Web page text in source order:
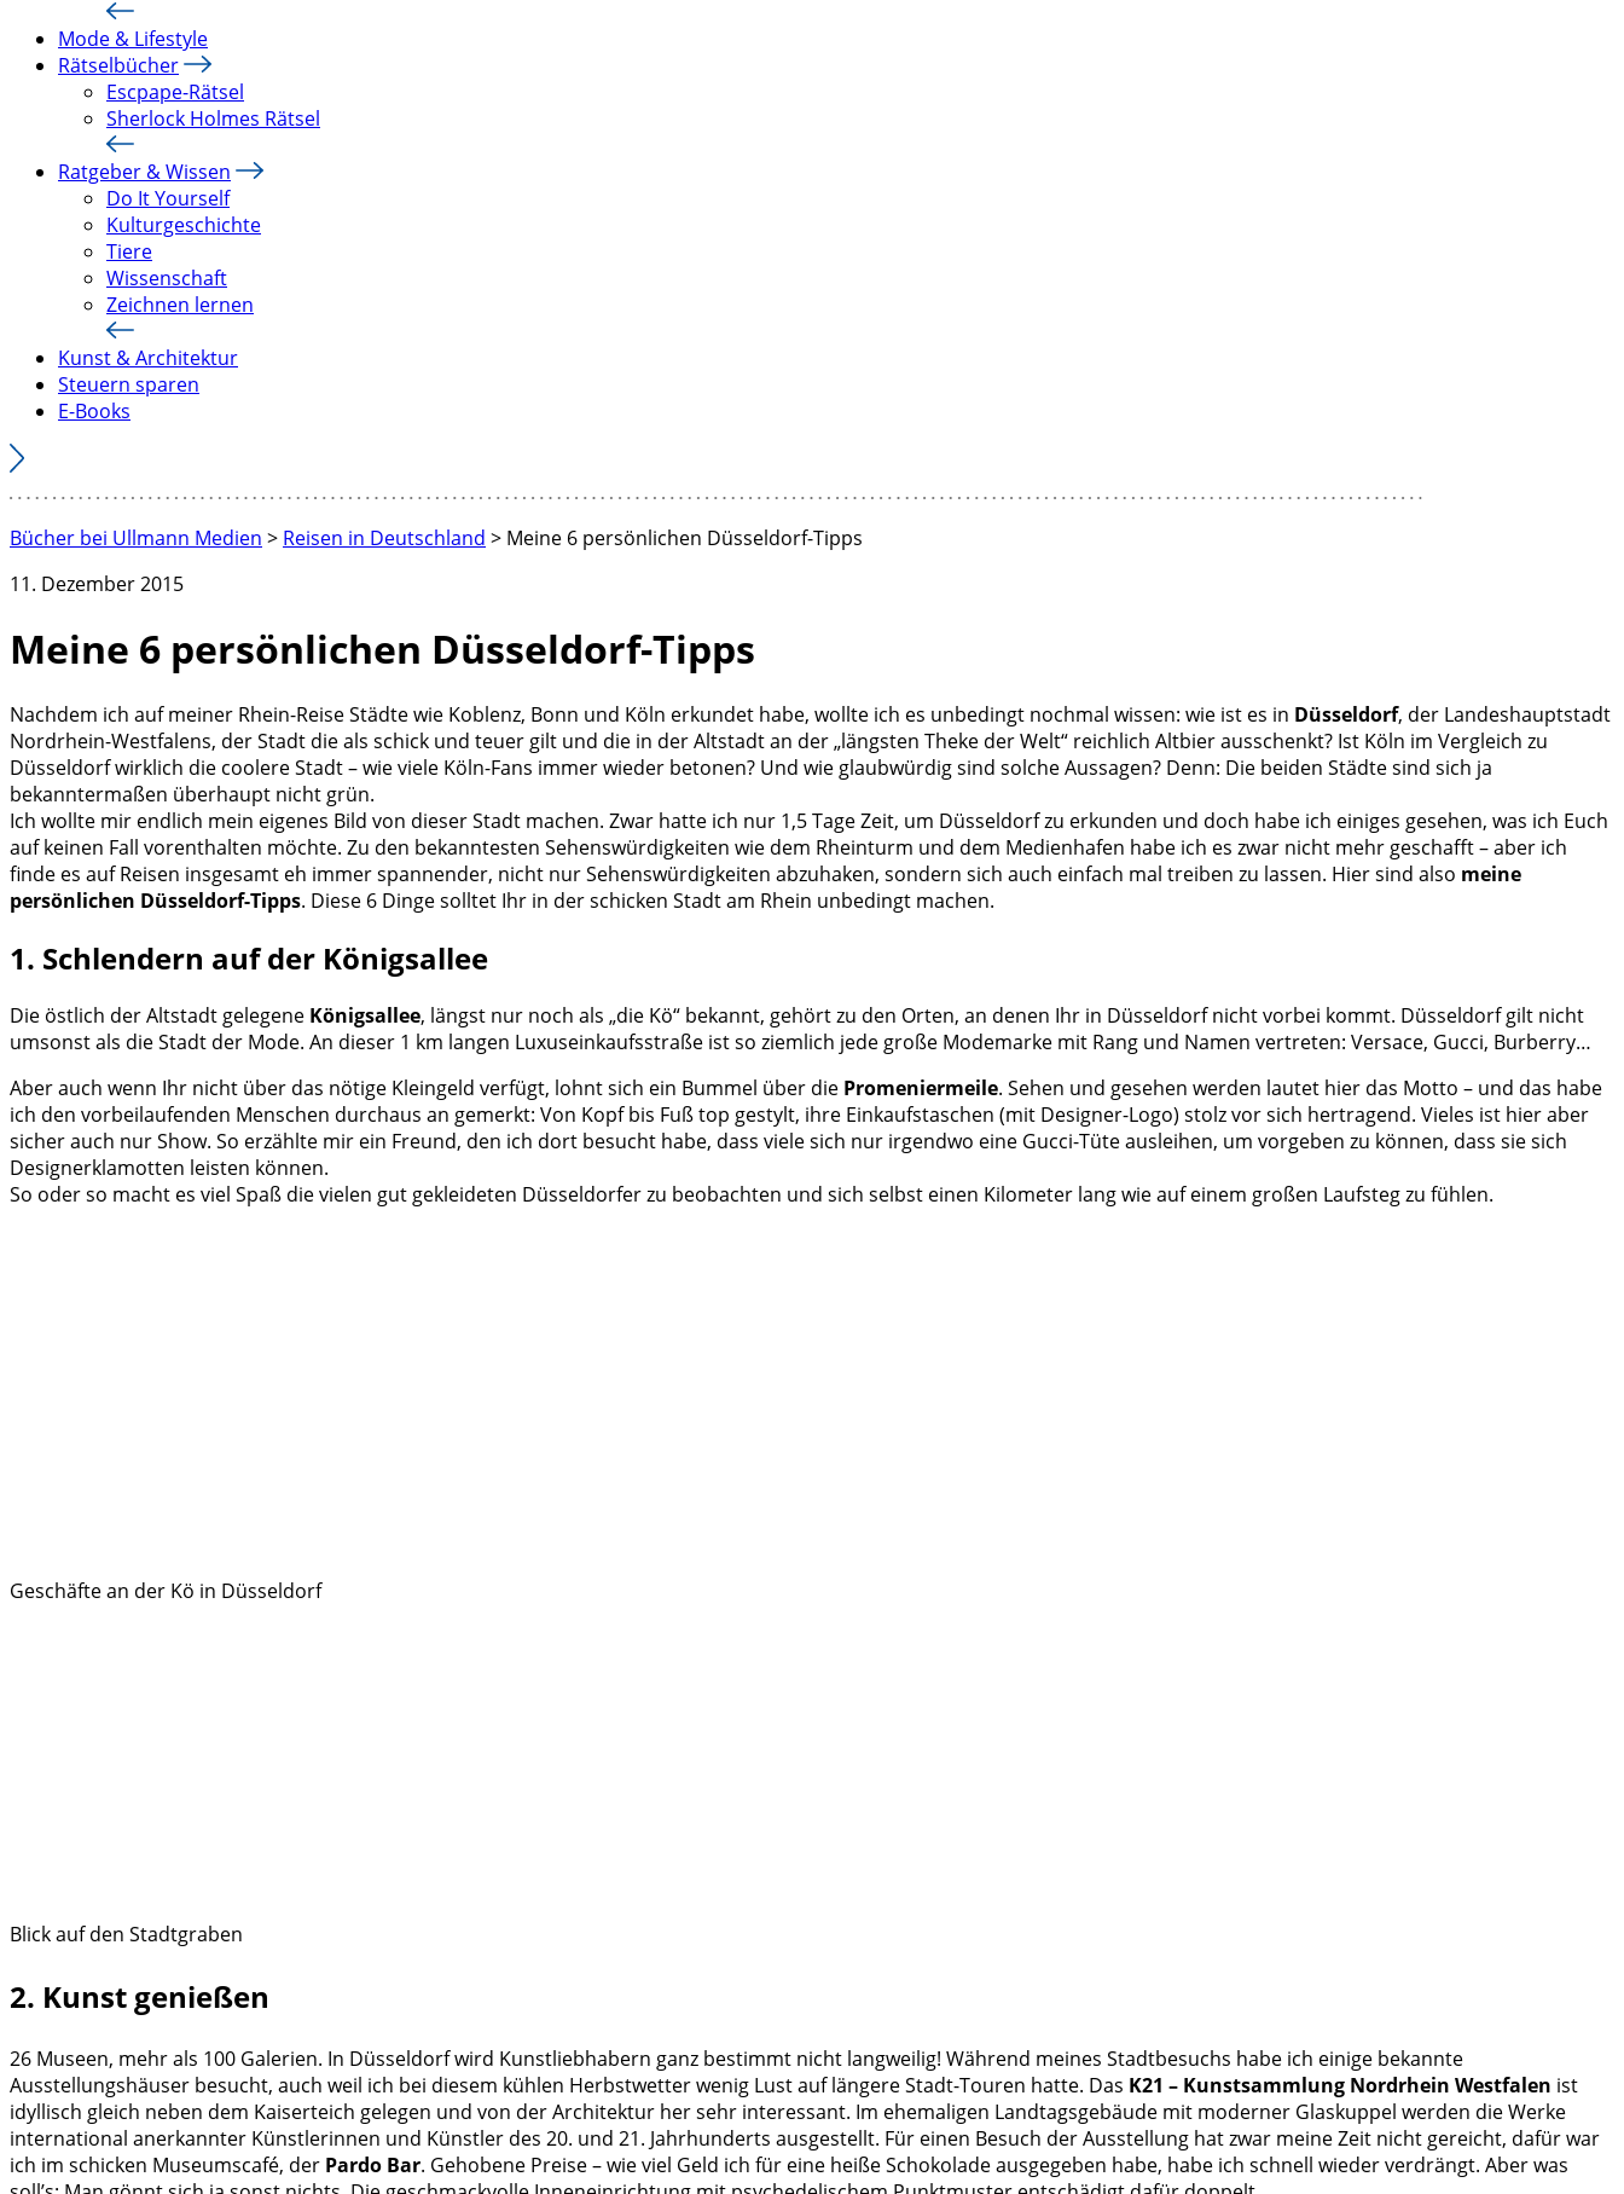
Mode & Lifestyle
Rätselbücher
Escpape-Rätsel
Sherlock Holmes Rätsel
Ratgeber & Wissen
Do It Yourself
Kulturgeschichte
Tiere
Wissenschaft
Zeichnen lernen
Kunst & Architektur
Steuern sparen
E-Books
Bücher bei Ullmann Medien > Reisen in Deutschland > Meine 6 persönlichen Düsseldorf-Tipps
11. Dezember 2015
Meine 6 persönlichen Düsseldorf-Tipps
Nachdem ich auf meiner Rhein-Reise Städte wie Koblenz, Bonn und Köln erkundet habe, wollte ich es unbedingt nochmal wissen: wie ist es in Düsseldorf, der Landeshauptstadt
Nordrhein-Westfalens, der Stadt die als schick und teuer gilt und die in der Altstadt an der „längsten Theke der Welt“ reichlich Altbier ausschenkt? Ist Köln im Vergleich zu
Düsseldorf wirklich die coolere Stadt – wie viele Köln-Fans immer wieder betonen? Und wie glaubwürdig sind solche Aussagen? Denn: Die beiden Städte sind sich ja
bekanntermaßen überhaupt nicht grün.
Ich wollte mir endlich mein eigenes Bild von dieser Stadt machen. Zwar hatte ich nur 1,5 Tage Zeit, um Düsseldorf zu erkunden und doch habe ich einiges gesehen, was ich Euch
auf keinen Fall vorenthalten möchte. Zu den bekanntesten Sehenswürdigkeiten wie dem Rheinturm und dem Medienhafen habe ich es zwar nicht mehr geschafft – aber ich
finde es auf Reisen insgesamt eh immer spannender, nicht nur Sehenswürdigkeiten abzuhaken, sondern sich auch einfach mal treiben zu lassen. Hier sind also meine
persönlichen Düsseldorf-Tipps. Diese 6 Dinge solltet Ihr in der schicken Stadt am Rhein unbedingt machen.
1. Schlendern auf der Königsallee
Die östlich der Altstadt gelegene Königsallee, längst nur noch als „die Kö“ bekannt, gehört zu den Orten, an denen Ihr in Düsseldorf nicht vorbei kommt. Düsseldorf gilt nicht
umsonst als die Stadt der Mode. An dieser 1 km langen Luxuseinkaufsstraße ist so ziemlich jede große Modemarke mit Rang und Namen vertreten: Versace, Gucci, Burberry…
Aber auch wenn Ihr nicht über das nötige Kleingeld verfügt, lohnt sich ein Bummel über die Promeniermeile. Sehen und gesehen werden lautet hier das Motto – und das habe
ich den vorbeilaufenden Menschen durchaus an gemerkt: Von Kopf bis Fuß top gestylt, ihre Einkaufstaschen (mit Designer-Logo) stolz vor sich hertragend. Vieles ist hier aber
sicher auch nur Show. So erzählte mir ein Freund, den ich dort besucht habe, dass viele sich nur irgendwo eine Gucci-Tüte ausleihen, um vorgeben zu können, dass sie sich
Designerklamotten leisten können.
So oder so macht es viel Spaß die vielen gut gekleideten Düsseldorfer zu beobachten und sich selbst einen Kilometer lang wie auf einem großen Laufsteg zu fühlen.
Geschäfte an der Kö in Düsseldorf
Blick auf den Stadtgraben
2. Kunst genießen
26 Museen, mehr als 100 Galerien. In Düsseldorf wird Kunstliebhabern ganz bestimmt nicht langweilig! Während meines Stadtbesuchs habe ich einige bekannte
Ausstellungshäuser besucht, auch weil ich bei diesem kühlen Herbstwetter wenig Lust auf längere Stadt-Touren hatte. Das K21 – Kunstsammlung Nordrhein Westfalen ist
idyllisch gleich neben dem Kaiserteich gelegen und von der Architektur her sehr interessant. Im ehemaligen Landtagsgebäude mit moderner Glaskuppel werden die Werke
international anerkannter Künstlerinnen und Künstler des 20. und 21. Jahrhunderts ausgestellt. Für einen Besuch der Ausstellung hat zwar meine Zeit nicht gereicht, dafür war
ich im schicken Museumscafé, der Pardo Bar. Gehobene Preise – wie viel Geld ich für eine heiße Schokolade ausgegeben habe, habe ich schnell wieder verdrängt. Aber was